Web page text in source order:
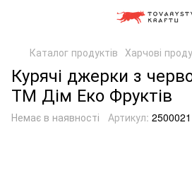
Каталог продуктів Харчові
Курячі джерки з
ТМ Дім Еко Фруктів
Немає в наявності Артикул: 2500021